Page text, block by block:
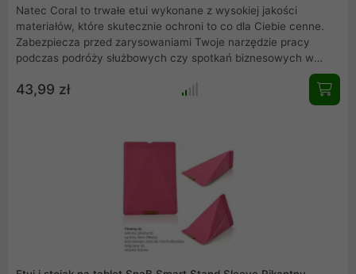
Natec Coral to trwałe etui wykonane z wysokiej jakości
materiałów, które skutecznie ochroni to co dla Ciebie cenne.
Zabezpiecza przed zarysowaniami Twoje narzędzie pracy
podczas podróży służbowych czy spotkań biznesowych w
43,99 zł